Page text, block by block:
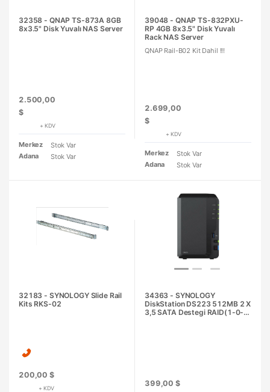
32358 - QNAP TS-873A 8GB
8x3.5" Disk Yuvalı NAS Server
2.500,00
$
+ KDV
Merkez
Stok Var
Adana
Stok Var
39048 - QNAP TS-832PXU-
RP 4GB 8x3.5" Disk Yuvalı
Rack NAS Server
QNAP Rail-B02 Kit Dahil !!!
2.699,00
$
+ KDV
Merkez
Stok Var
Adana
Stok Var
32183 - SYNOLOGY Slide Rail
Kits RKS-02
200,00 $
+ KDV
34363 - SYNOLOGY
DiskStation DS223 512MB 2 X
3,5 SATA Destegi RAID(1-0-
399,00 $